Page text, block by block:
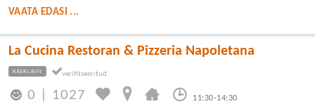
VAATA EDASI ...
La Cucina Restoran & Pizzeria Napoletana
KESKLINN
0 1027 11:30-14:30